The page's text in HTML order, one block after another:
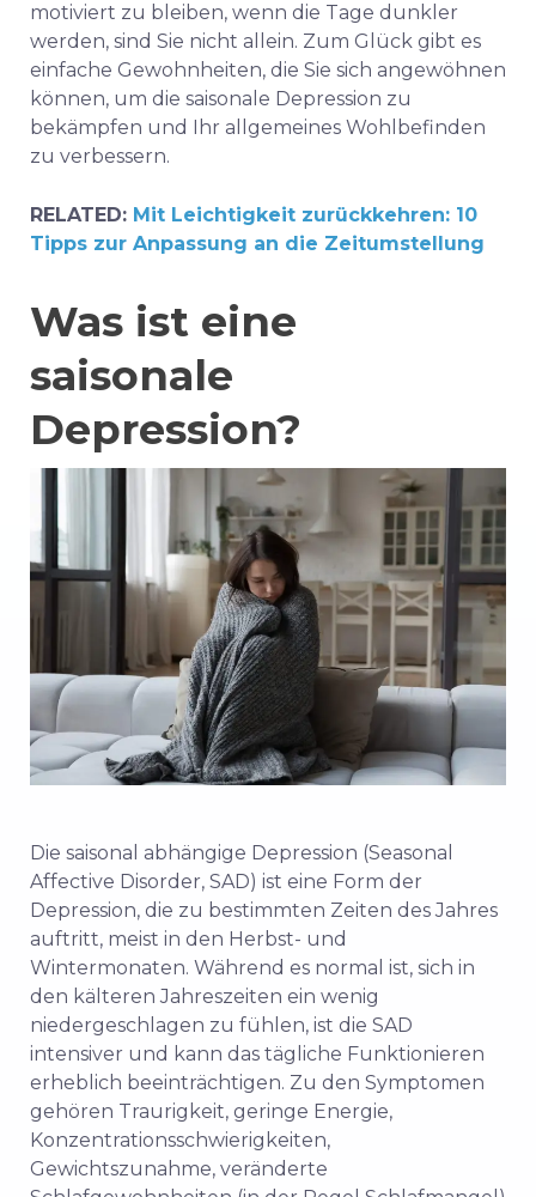
motiviert zu bleiben, wenn die Tage dunkler
werden, sind Sie nicht allein. Zum Glück gibt es
einfache Gewohnheiten, die Sie sich angewöhnen
können, um die saisonale Depression zu
bekämpfen und Ihr allgemeines Wohlbefinden
zu verbessern.
RELATED: Mit Leichtigkeit zurückkehren: 10
Tipps zur Anpassung an die Zeitumstellung
Was ist eine
saisonale
Depression?
Die saisonal abhängige Depression (Seasonal
Affective Disorder, SAD) ist eine Form der
Depression, die zu bestimmten Zeiten des Jahres
auftritt, meist in den Herbst- und
Wintermonaten. Während es normal ist, sich in
den kälteren Jahreszeiten ein wenig
niedergeschlagen zu fühlen, ist die SAD
intensiver und kann das tägliche Funktionieren
erheblich beeinträchtigen. Zu den Symptomen
gehören Traurigkeit, geringe Energie,
Konzentrationsschwierigkeiten,
Gewichtszunahme, veränderte